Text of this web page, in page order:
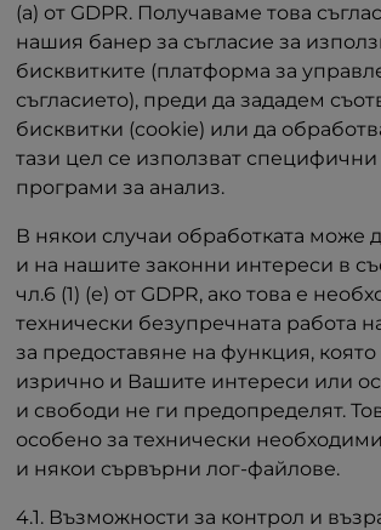
(a) от GDPR. Получаваме това
нашия банер за съгласие за
бисквитките (платформа за
съгласието), преди да зададем
бисквитки (cookie) или да
тази цел се използват
програми за анализ.
В някои случаи обработката може
и на нашите законни интереси в
чл.6 (1) (е) от GDPR, ако това е
технически безупречната работа
за предоставяне на функция, която
изрично и Вашите интереси или
и свободи не ги предопределят.
особено за технически
и някои сървърни лог-файлове.
4.1. Възможности за контрол и